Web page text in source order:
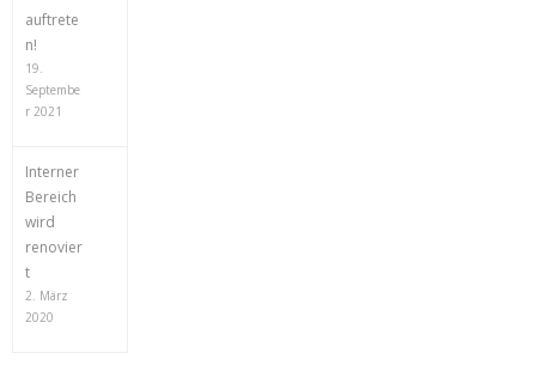
auftrete
n!
19.
Septembe
r 2021
Interner
Bereich
wird
renovier
t
2. März
2020